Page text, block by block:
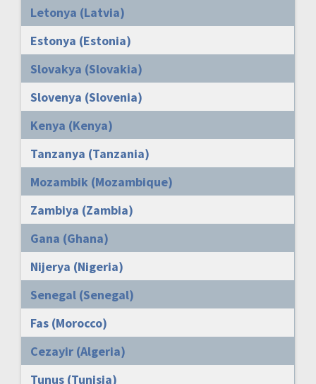
Letonya (Latvia)
Estonya (Estonia)
Slovakya (Slovakia)
Slovenya (Slovenia)
Kenya (Kenya)
Tanzanya (Tanzania)
Mozambik (Mozambique)
Zambiya (Zambia)
Gana (Ghana)
Nijerya (Nigeria)
Senegal (Senegal)
Fas (Morocco)
Cezayir (Algeria)
Tunus (Tunisia)